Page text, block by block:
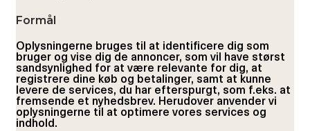
Formål
Oplysningerne bruges til at identificere dig som
bruger og vise dig de annoncer, som vil have størst
sandsynlighed for at være relevante for dig, at
registrere dine køb og betalinger, samt at kunne
levere de services, du har efterspurgt, som f.eks. at
fremsende et nyhedsbrev. Herudover anvender vi
oplysningerne til at optimere vores services og
indhold.